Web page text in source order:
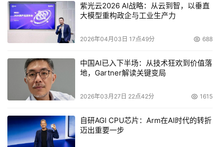
紫光云2026 AI战略：从云到智，以垂直
大模型重构政企与工业生产力
2026年04月03日 17点49分 688
中国AI已入下半场：从技术狂欢到价值落
地，Gartner解读关键变局
2026年03月27日 22点42分 1615
自研AGI CPU芯片：Arm在AI时代的转折
迈出重要一步